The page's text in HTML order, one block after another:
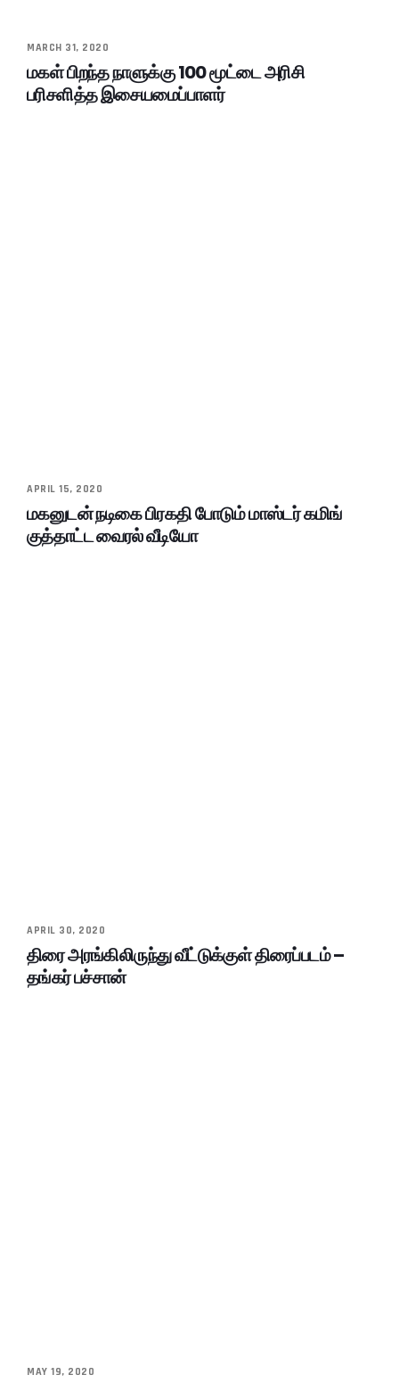
MARCH 31, 2020
மகள் பிறந்த நாளுக்கு 100 மூட்டை அரிசி
பரிசளித்த இசையமைப்பாளர்
APRIL 15, 2020
மகனுடன் நடிகை பிரகதி போடும் மாஸ்டர் கமிங்
குத்தாட்ட வைரல் வீடியோ
APRIL 30, 2020
திரை அரங்கிலிருந்து வீட்டுக்குள் திரைப்படம் –
தங்கர் பச்சான்
MAY 19, 2020